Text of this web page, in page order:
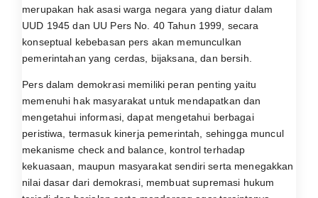
merupakan hak asasi warga negara yang diatur dalam
UUD 1945 dan UU Pers No. 40 Tahun 1999, secara
konseptual kebebasan pers akan memunculkan
pemerintahan yang cerdas, bijaksana, dan bersih.
Pers dalam demokrasi memiliki peran penting yaitu
memenuhi hak masyarakat untuk mendapatkan dan
mengetahui informasi, dapat mengetahui berbagai
peristiwa, termasuk kinerja pemerintah, sehingga muncul
mekanisme check and balance, kontrol terhadap
kekuasaan, maupun masyarakat sendiri serta menegakkan
nilai dasar dari demokrasi, membuat supremasi hukum